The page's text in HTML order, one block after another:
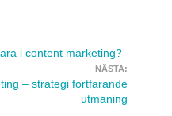
i content marketing?
NÄSTA:
– strategi fortfarande
utmaning